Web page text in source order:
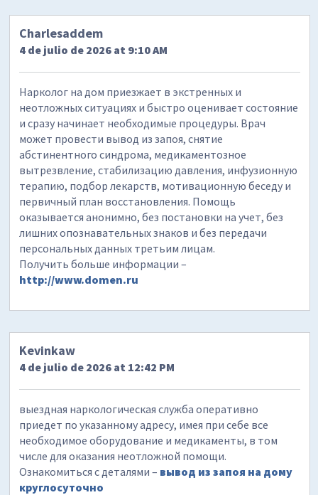
Charlesaddem
4 de julio de 2026 at 9:10 AM
Нарколог на дом приезжает в экстренных и
неотложных ситуациях и быстро оценивает состояние
и сразу начинает необходимые процедуры. Врач
может провести вывод из запоя, снятие
абстинентного синдрома, медикаментозное
вытрезвление, стабилизацию давления, инфузионную
терапию, подбор лекарств, мотивационную беседу и
первичный план восстановления. Помощь
оказывается анонимно, без постановки на учет, без
лишних опознавательных знаков и без передачи
персональных данных третьим лицам.
Получить больше информации –
http://www.domen.ru
Kevinkaw
4 de julio de 2026 at 12:42 PM
выездная наркологическая служба оперативно
приедет по указанному адресу, имея при себе все
необходимое оборудование и медикаменты, в том
числе для оказания неотложной помощи.
Ознакомиться с деталями – вывод из запоя на дому
круглосуточно